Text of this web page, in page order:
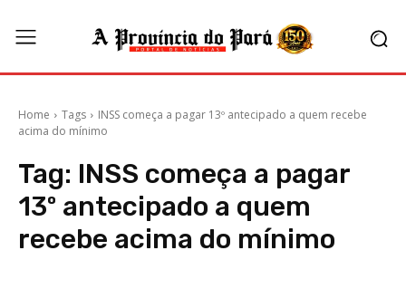
Home Tags
INSS começa a pagar 13º antecipado a quem recebe
acima do mínimo
Tag: INSS começa a pagar
13º antecipado a quem
recebe acima do mínimo